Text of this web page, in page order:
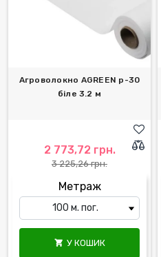
Агроволокно AGREEN р-30
біле 3.2 м
2 773,72 грн.
3 225,26 грн.
Метраж
 У КОШИК